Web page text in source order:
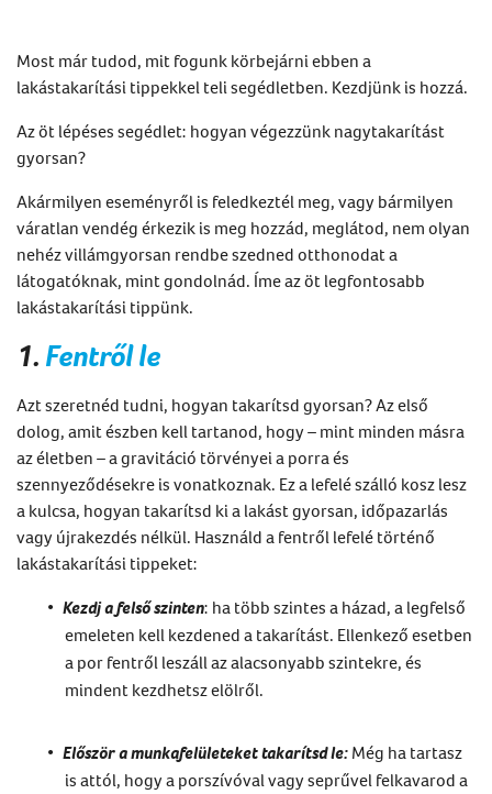
Most már tudod, mit fogunk körbejárni ebben a
lakástakarítási tippekkel teli segédletben. Kezdjünk is hozzá.
Az öt lépéses segédlet: hogyan végezzünk nagytakarítást
gyorsan?
Akármilyen eseményről is feledkeztél meg, vagy bármilyen
váratlan vendég érkezik is meg hozzád, meglátod, nem olyan
nehéz villámgyorsan rendbe szedned otthonodat a
látogatóknak, mint gondolnád. Íme az öt legfontosabb
lakástakarítási tippünk.
1.Fentről le
Azt szeretnéd tudni, hogyan takarítsd gyorsan?Az első
dolog, amit észben kell tartanod, hogy– mint minden másra
azéletben –a gravitáció törvényei a porra és
szennyeződésekre is vonatkoznak. Ez a lefelé szálló kosz lesz
a kulcsa, hogyan takarítsd ki a lakást gyorsan, időpazarlás
vagy újrakezdés nélkül. Használd a fentről lefelé történő
lakástakarítási tippeket:
Kezdj a felső szinten: ha több szintes a házad, a legfelső
emeleten kell kezdened a takarítást. Ellenkező esetben
a por fentről leszáll az alacsonyabb szintekre, és
mindent kezdhetsz elölről.
Először a munkafelületeket takarítsd le: Még ha tartasz
is attól, hogy a porszívóval vagy seprűvel felkavarod a